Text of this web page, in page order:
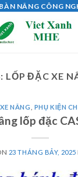
NÂNG CÔNG
LỐP ĐẶC XE
NÂNG PHỤ KIỆN
lốp đặc
23 THÁNG BẢY, 2025